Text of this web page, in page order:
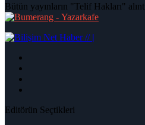
Bütün yayınların "Telif Hakları"
|
Editörün Seçtikleri